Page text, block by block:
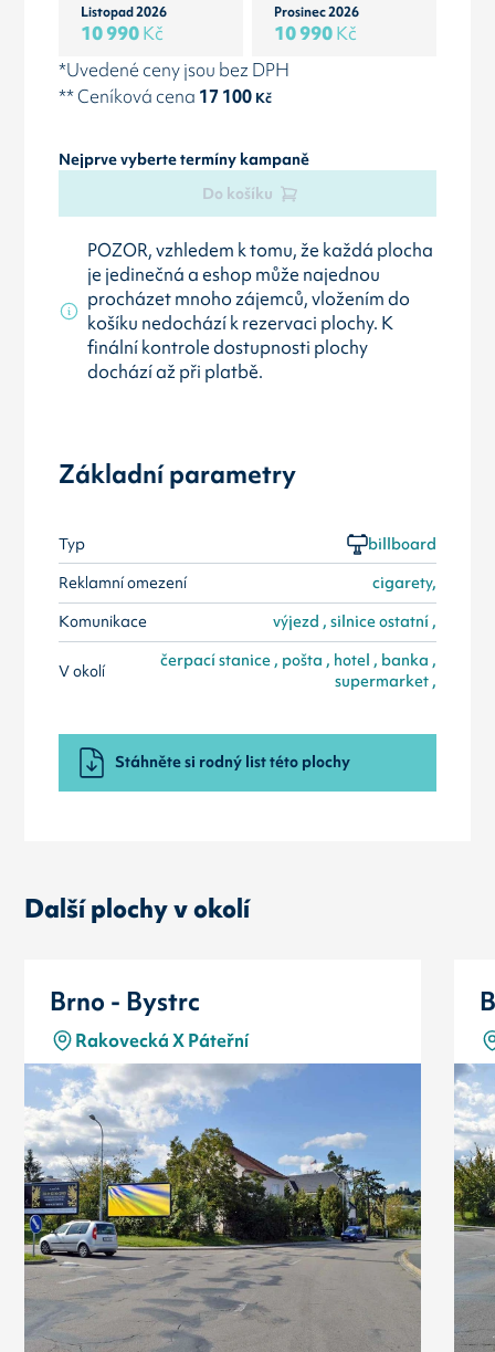
Listopad 2026
10 990Kč
Prosinec 2026
10 990Kč
*Uvedené ceny jsou bez DPH
** Ceníková cena 17 100Kč
Nejprve vyberte termíny kampaně
Do košíku
POZOR, vzhledem k tomu, že každá plocha
je jedinečná a eshop může najednou
procházet mnoho zájemců, vložením do
košíku nedochází k rezervaci plochy. K
finální kontrole dostupnosti plochy
dochází až při platbě.
Základní parametry
Typ
billboard
Reklamní omezení
cigarety,
Komunikace
výjezd , silnice ostatní ,
V okolí
čerpací stanice , pošta , hotel , banka ,
supermarket ,
Stáhněte si rodný list této plochy
Další plochy v okolí
Brno - Bystrc
Rakovecká X Páteřní